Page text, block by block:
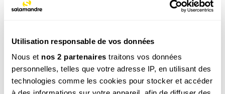
Utilisation responsable de vos données
Nous et nos 2 partenaires traitons vos données
personnelles, telles que votre adresse IP, en utilisant des
technologies comme les cookies pour stocker et accéder
Une vie pour la
nature
19.90€
Agir pour la nature – Balcons
et terrasses
19.90 €